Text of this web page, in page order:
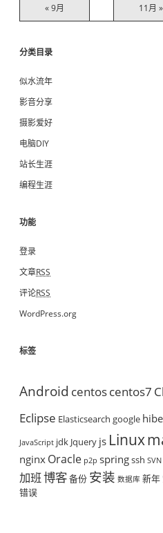
« 9月 11月 »
分类目录
似水流年
影音分享
摄影爱好
电脑DIY
站长生涯
编程生涯
功能
登录
文章RSS
评论RSS
WordPress.org
标签
Android centoscentos7
Eclipse Elasticsearch google
JavaScript jdk Jquery js Linux
nginx Oracle p2p springssh SVN
加班博客备份 安装 数据库 新年
错误